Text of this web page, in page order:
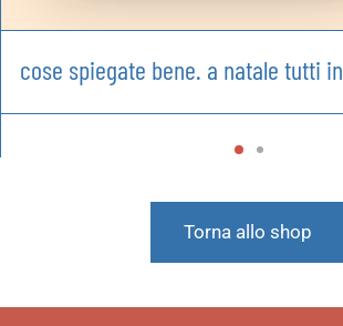
cose spiegate bene. a natale tutti
Torna allo shop